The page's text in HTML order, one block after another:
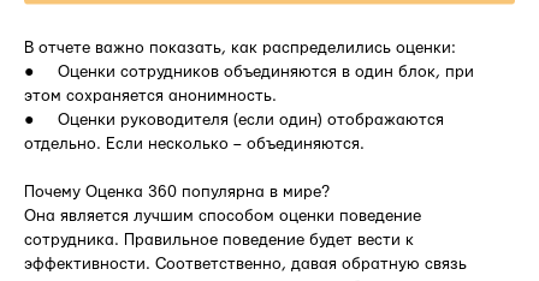
В отчете важно показать, как распределились оценки:
● Оценки сотрудников объединяются в один блок, при
этом сохраняется анонимность.
● Оценки руководителя (если один) отображаются
отдельно. Если несколько – объединяются.
Почему Оценка 360 популярна в мире?
Она является лучшим способом оценки поведение
сотрудника. Правильное поведение будет вести к
эффективности. Соответственно, давая обратную связь